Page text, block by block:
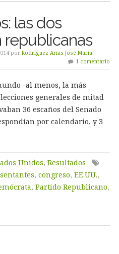
las dos
republicanas
por Rodríguez Arias José María
1 comentario
-al menos, la más
generales de mitad
36 escaños del Senado
por calendario, y 3
Unidos, Resultados
, congreso, EE.UU.,
, Partido Republicano,